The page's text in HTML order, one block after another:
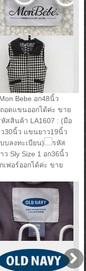
Bebe อก48นิ้ว
อดแขนออกได้ค่ะ ขาย
หัสสินค้า LA1607 : (มือ
ว30นิ้ว แขนยาว19นิ้ว
บลงทะเบียน)
รหัส
Sly Size 1 อก36นิ้ว
ฟอร์ออกได้ค่ะ ขาย